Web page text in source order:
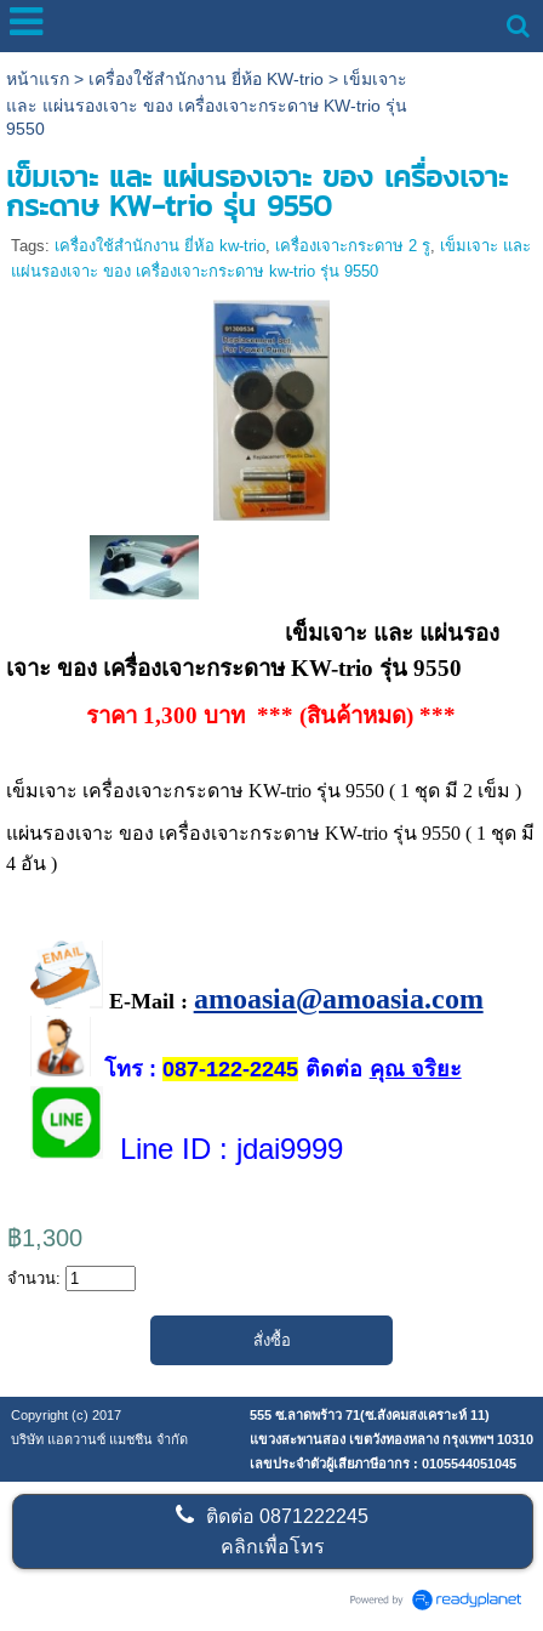
หน้าแรก> เครื่องใช้สำนักงาน ยี่ห้อ KW-trio> เข็มเจาะ
และ แผ่นรองเจาะ ของ เครื่องเจาะกระดาษ KW-trio รุ่น
9550
เข็มเจาะ และ แผ่นรองเจาะ ของ เครื่องเจาะ
กระดาษ KW-trio รุ่น 9550
Tags: เครื่องใช้สำนักงาน ยี่ห้อ kw-trio, เครื่องเจาะกระดาษ 2 รู, เข็มเจาะ และ
แผ่นรองเจาะ ของ เครื่องเจาะกระดาษ kw-trio รุ่น 9550
เข็มเจาะ และ แผ่นรอง
เจาะ ของ เครื่องเจาะกระดาษ KW-trio รุ่น 9550
ราคา 1,300 บาท *** (สินค้าหมด) ***
เข็มเจาะ เครื่องเจาะกระดาษ KW-trio รุ่น 9550 ( 1 ชุด มี 2 เข็ม )
แผ่นรองเจาะ ของ เครื่องเจาะกระดาษ KW-trio รุ่น 9550 ( 1 ชุด มี
4 อัน )
E-Mail : amoasia@amoasia.com
โทร: 087-122-2245ติดต่อ คุณ จริยะ
Line ID : jdai9999
฿1,300
จำนวน:
Copyright (c) 2017
555 ซ.ลาดพร้าว 71(ซ.สังคมสงเคราะห์ 11)
บริษัท แอดวานซ์ แมชชีน จำกัด
แขวงสะพานสอง เขตวังทองหลาง กรุงเทพฯ 10310
เลขประจำตัวผู้เสียภาษีอากร : 0105544051045
ติดต่อ0871222245
คลิกเพื่อโทร